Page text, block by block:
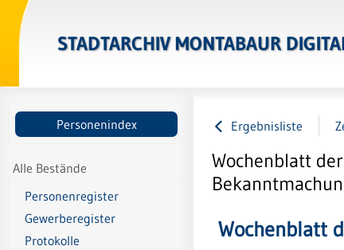
STADTARCHIV MONTABAUR
Personenindex
Alle Bestände
Personenregister
Gewerberegister
Protokolle
Ergebnisliste
Wochenblatt
Wochenblatt